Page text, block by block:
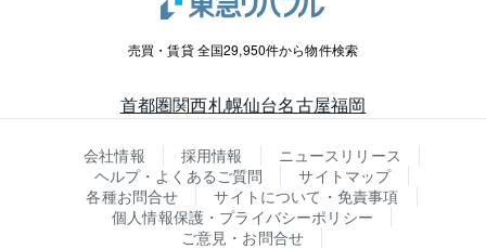
売買・賃貸 全国29,950件から物件検索
首都圏関西札幌仙台名古屋福岡
会社情報 採用情報
ニュースリリース
ヘルプ・よくあるご質問
サイトマップ
各種お問合せ
サイトについて・免責事項
個人情報保護・プライバシーポリシー
ご意見・お問合せ